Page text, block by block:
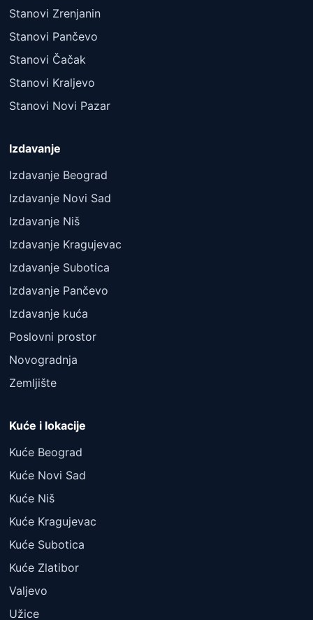
Stanovi Zrenjanin
Stanovi Pančevo
Stanovi Čačak
Stanovi Kraljevo
Stanovi Novi Pazar
Izdavanje
Izdavanje Beograd
Izdavanje Novi Sad
Izdavanje Niš
Izdavanje Kragujevac
Izdavanje Subotica
Izdavanje Pančevo
Izdavanje kuća
Poslovni prostor
Novogradnja
Zemljište
Kuće i lokacije
Kuće Beograd
Kuće Novi Sad
Kuće Niš
Kuće Kragujevac
Kuće Subotica
Kuće Zlatibor
Valjevo
Užice